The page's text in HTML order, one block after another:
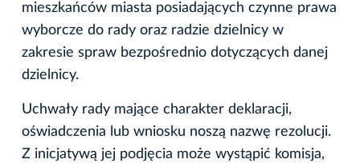
mieszkańców miasta posiadających czynne prawa
wyborcze do rady oraz radzie dzielnicy w
zakresie spraw bezpośrednio dotyczących danej
dzielnicy.
Uchwały rady mające charakter deklaracji,
oświadczenia lub wniosku noszą nazwę rezolucji.
Z inicjatywą jej podjęcia może wystąpić komisja,